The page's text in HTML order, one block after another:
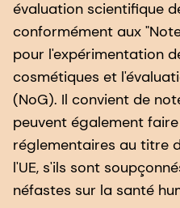
évaluation scientifique
conformément aux
pour l'expérimentation
cosmétiques et
(NoG). Il convient de
peuvent également
réglementaires au titre
l'UE, s'ils sont
néfastes sur la santé